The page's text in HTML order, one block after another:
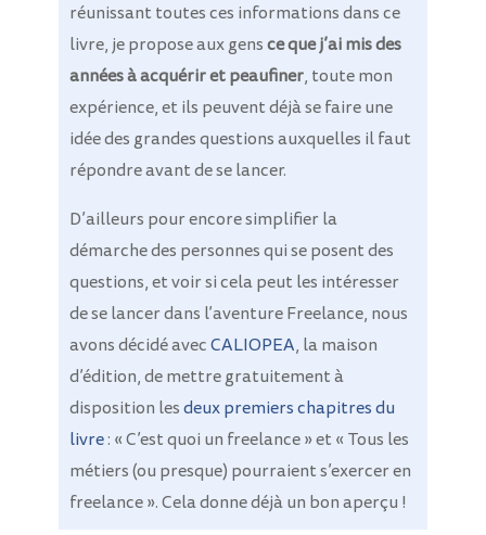
réunissant toutes ces informations dans ce
livre, je propose aux gensce que j’ai mis des
années à acquérir et peaufiner, toute mon
expérience, et ils peuvent déjà se faire une
idée des grandes questions auxquelles il faut
répondre avant de se lancer.
D’ailleurs pour encore simplifier la
démarche des personnes qui se posent des
questions, et voir si cela peut les intéresser
de se lancer dans l’aventure Freelance, nous
avons décidé avecCALIOPEA, la maison
d’édition, de mettre gratuitement à
disposition lesdeux premiers chapitres du
livre: « C’est quoi un freelance » et « Tous les
métiers (ou presque) pourraient s’exercer en
freelance ». Cela donne déjà un bon aperçu !